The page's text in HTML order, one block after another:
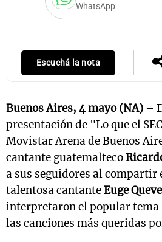
WhatsApp
Escuchá la nota
Buenos Aires, 4 mayo (NA) –
presentación de "Lo que el
Movistar Arena de Buenos
cantante guatemalteco
a sus seguidores al compartir
talentosa cantanteEuge
interpretaron el popular tema
las canciones más queridas